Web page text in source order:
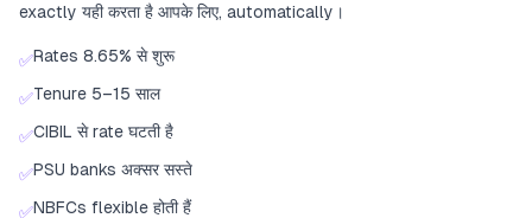
exactly यही करता है आपके लिए, automatically।
✅Rates 8.65% से शुरू
✅Tenure 5–15 साल
✅CIBIL से rate घटती है
✅PSU banks अक्सर सस्ते
✅NBFCs flexible होती हैं